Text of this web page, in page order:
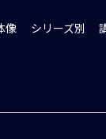
像 シリーズ別